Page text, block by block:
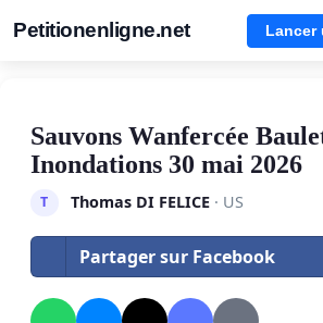
Petitionenligne.net Lancer
Sauvons Wanfercée
Inondations 30 mai 2026
T Thomas DI FELICE· US
Partager sur Facebook